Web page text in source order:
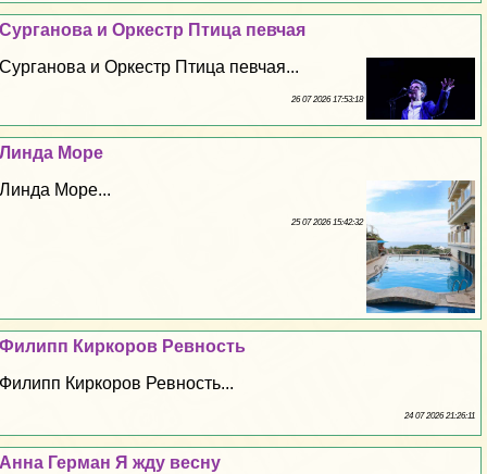
Сурганова и Оркестр Птица певчая
Сурганова и Оркестр Птица певчая...
26 07 2026 17:53:18
Линда Море
Линда Море...
25 07 2026 15:42:32
Филипп Киркоров Ревность
Филипп Киркоров Ревность...
24 07 2026 21:26:11
Анна Герман Я жду весну